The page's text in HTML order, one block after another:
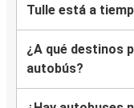
Tulle está a
¿A qué destinos
autobús?